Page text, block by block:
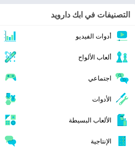
التصنيفات في ابك دارويد
أدوات الفيديو
ألعاب الألواح
اجتماعي
الأدوات
الألعاب البسيطة
الإنتاجية